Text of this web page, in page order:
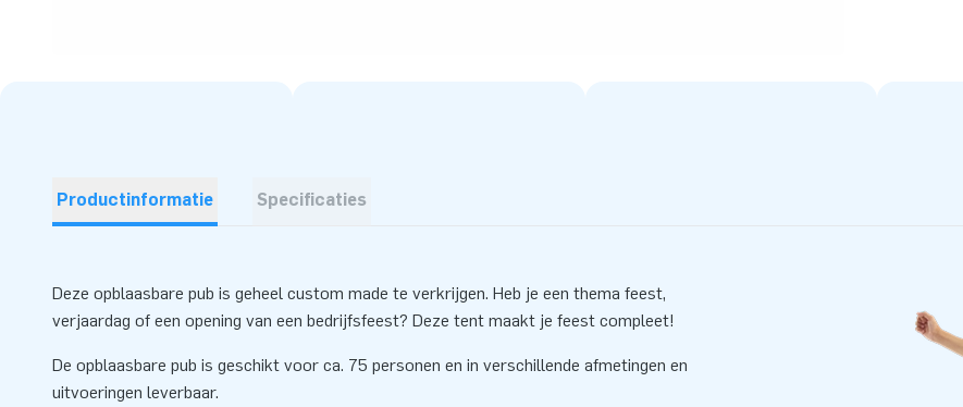
Productinformatie Specificaties
Deze opblaasbare pub is geheel custom made te verkrijgen. Heb je een thema feest,
verjaardag of een opening van een bedrijfsfeest? Deze tent maakt je feest compleet!
De opblaasbare pub is geschikt voor ca. 75 personen en in verschillende afmetingen en
uitvoeringen leverbaar.